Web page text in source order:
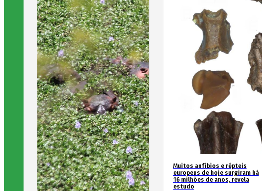
Muitos anfíbios e répteis
europeus de hoje surgiram há
16 milhões de anos, revela
estudo